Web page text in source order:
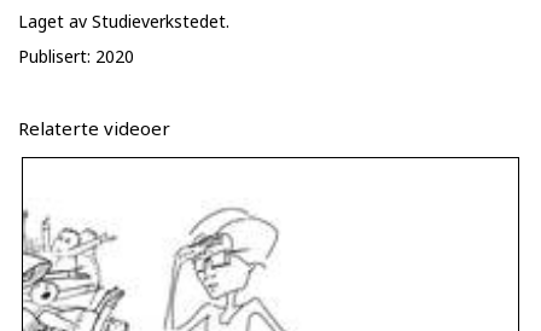
Laget av Studieverkstedet.
Publisert: 2020
Relaterte videoer